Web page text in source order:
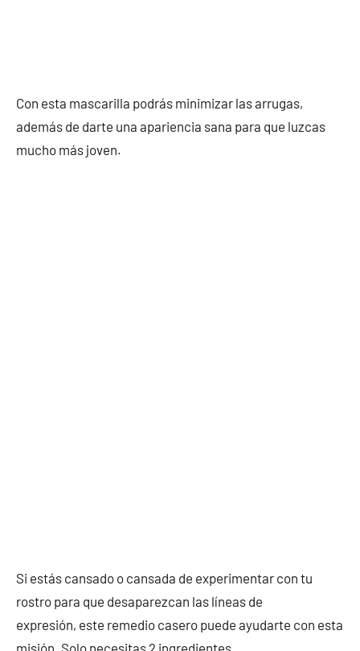
Con esta mascarilla podrás minimizar las arrugas,
además de darte una apariencia sana para que luzcas
mucho más joven.
Si estás cansado o cansada de experimentar con tu
rostro para que desaparezcan las líneas de
expresión, este remedio casero puede ayudarte con esta
misión. Solo necesitas 2 ingredientes.